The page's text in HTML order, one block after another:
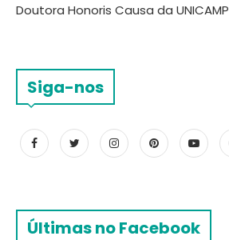
Doutora Honoris Causa da UNICAMP
Siga-nos
Últimas no Facebook